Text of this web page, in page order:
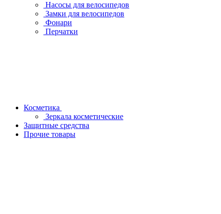
Насосы для велосипедов
Замки для велосипедов
Фонари
Перчатки
Косметика
Зеркала косметические
Защитные средства
Прочие товары